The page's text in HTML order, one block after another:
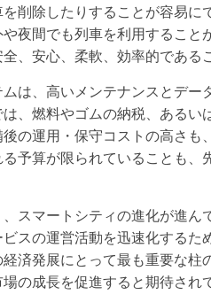
削除したりすることが容易
夜間でも列車を利用するこ
、安心、柔軟、効率的である
は、高いメンテナンスとデ
、燃料やゴムの納税、ある
の運用・保守コストの高さも
予算が限られていることも
スマートシティの進化が進
スの運営活動を迅速化する
済発展にとって最も重要な
の成長を促進すると期待され